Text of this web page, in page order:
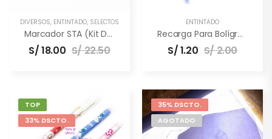
DIVERSOS, ENTINTADO, SELECTOS
Marcador STA (Kit De 3 Unidades)
S/18.00 S/22.50
ENTINTADO
Recarga Para Bolígrafo Borrable
S/1.20 S/2.00
TOP
33% DSCTO.
35% DSCTO.
AGOTADO